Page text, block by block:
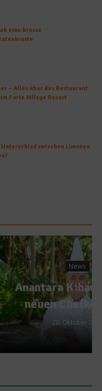
eine krosse
– Alles über das Restaurant
im Forte Village Resort
zwischen Limonen
stellt
vor